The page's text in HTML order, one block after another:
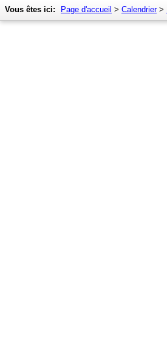
Vous êtes ici: Page d'accueil > Calendrier>